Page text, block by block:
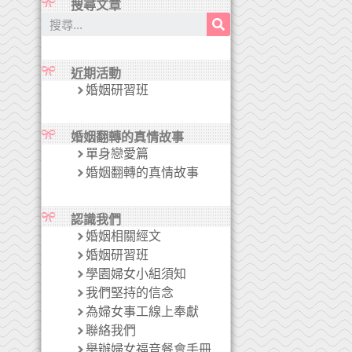
搜尋文章
近期活動
婚姻研習班
婚姻翻轉的真情故事
單身戀愛篇
婚姻翻轉的真情故事
認識我們
婚姻相關經文
婚姻研習班
學園婦女小組須知
我們堅持的信念
為婦女事工線上奉獻
聯絡我們
舉辦婦女福音餐會手冊